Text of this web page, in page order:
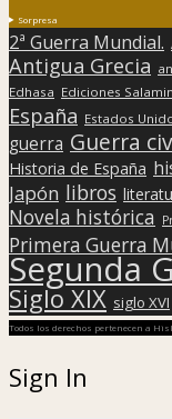
Sorpresa
2ª Guerra Mundial.
Antigua Grecia
Edhasa Ediciones
España Estados
guerra Guerra
Historia de España
Japón libros
Novela histórica
Primera Guerra
Segunda
Siglo XIX siglo XVI
Todos los derechos pertenecen a
Sign In